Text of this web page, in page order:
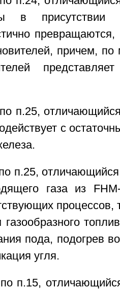
в присутствии
причем,
п.25,
с
п.25, отличающийся
газа из
процессов,
газообразного
пода, подогрев
угля.
п.15,